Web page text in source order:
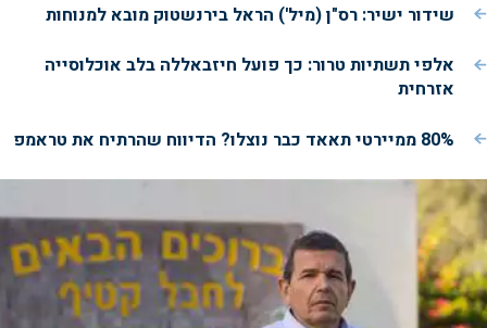
שידור ישיר: רס"ן (מיל') הראל בירנשטוק מובא למנוחות
אלפי תשתיות טרור: כך פועל חיזבאללה בלב אוכלוסייה
אזרחית
80% ממיירטי תאאד כבר נוצלו? הדיווח שהרתיח את טראמפ